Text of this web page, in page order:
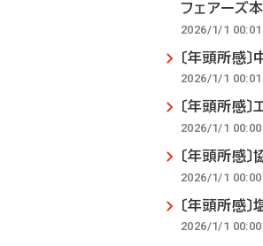
フェアーズ
2026/1/1 00:01
〔年頭所感
2026/1/1 00:01
〔年頭所感
2026/1/1 00:00
〔年頭所感
2026/1/1 00:00
〔年頭所感
2026/1/1 00:00